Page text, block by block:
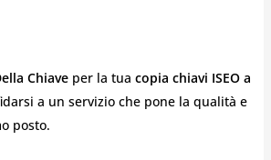
Chiaveper la tua copia chiavi ISEO a
a un servizio che pone la qualità e
posto.